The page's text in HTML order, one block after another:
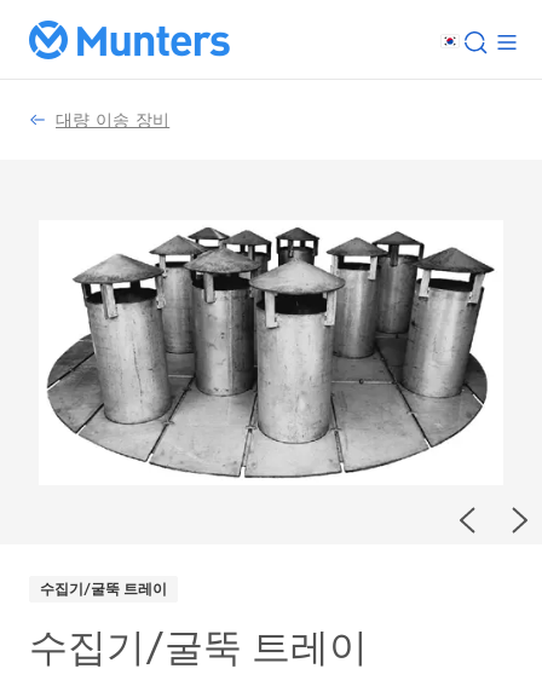
대량 이송 장비
수집기/굴뚝 트레이
수집기/굴뚝 트레이